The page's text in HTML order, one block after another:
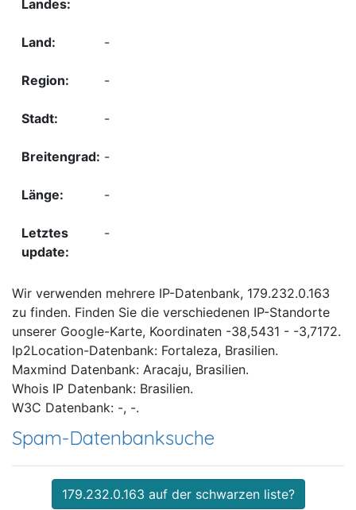
-
-
-
-
-
-
Wir verwenden mehrere IP-Datenbank, 179.232.0.163
zu finden. Finden Sie die verschiedenen IP-Standorte
unserer Google-Karte, Koordinaten -38,5431 - -3,7172.
Ip2Location-Datenbank: Fortaleza, Brasilien.
Maxmind Datenbank: Aracaju, Brasilien.
Whois IP Datenbank: Brasilien.
W3C Datenbank: -, -.
Spam-Datenbanksuche
179.232.0.163 auf der schwarzen liste?